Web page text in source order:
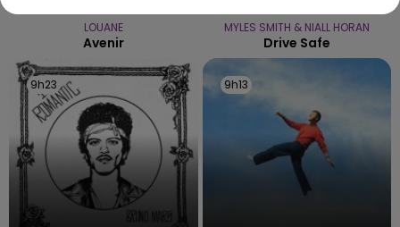
LOUANE
Avenir
MYLES SMITH & NIALL HORAN
Drive Safe
9h23
9h23 9h13
9h13